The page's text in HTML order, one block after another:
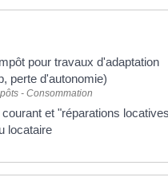
pour travaux d'adaptation
perte d'autonomie)
- Consommation
courant et "réparations
locataire